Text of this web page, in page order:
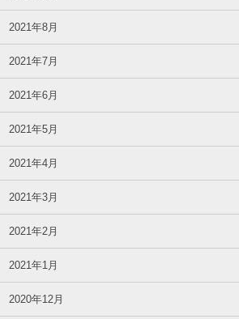
2021年8月
2021年7月
2021年6月
2021年5月
2021年4月
2021年3月
2021年2月
2021年1月
2020年12月